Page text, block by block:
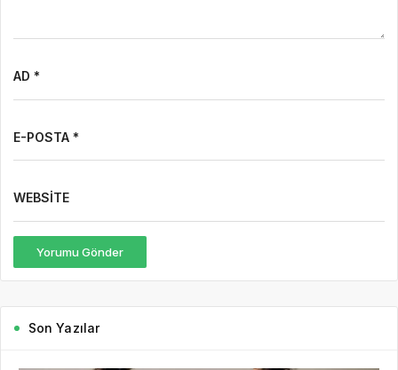
AD *
E-POSTA *
WEBSITE
Yorumu Gönder
Son Yazılar